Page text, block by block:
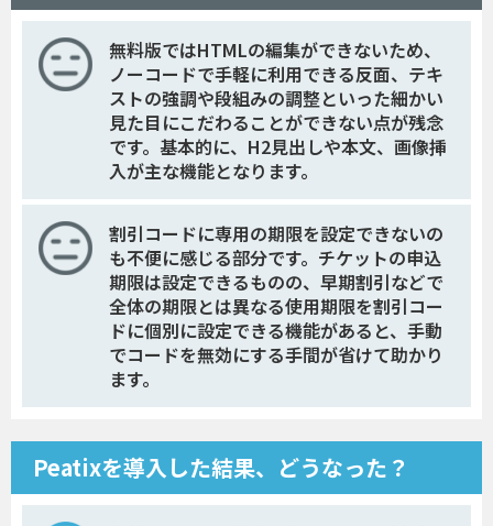
無料版ではHTMLの編集ができないため、
ノーコードで手軽に利用できる反面、テキ
ストの強調や段組みの調整といった細かい
見た目にこだわることができない点が残念
です。基本的に、H2見出しや本文、画像挿
入が主な機能となります。
割引コードに専用の期限を設定できないの
も不便に感じる部分です。チケットの申込
期限は設定できるものの、早期割引などで
全体の期限とは異なる使用期限を割引コー
ドに個別に設定できる機能があると、手動
でコードを無効にする手間が省けて助かり
ます。
Peatixを導入した結果、どうなった？